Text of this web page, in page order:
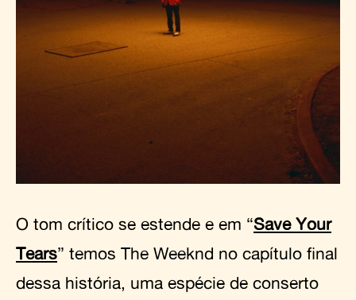
O tom crítico se estende e em “Save Your
Tears” temos The Weeknd no capítulo final
dessa história, uma espécie de conserto